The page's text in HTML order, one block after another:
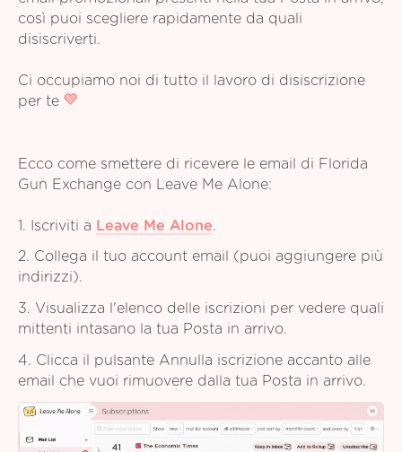
così puoi scegliere rapidamente da quali
disiscriverti.
Ci occupiamo noi di tutto il lavoro di disiscrizione
per te
Ecco come smettere di ricevere le email di Florida
Gun Exchange con Leave Me Alone:
1. Iscriviti a Leave Me Alone.
2. Collega il tuo account email (puoi aggiungere più
indirizzi).
3. Visualizza l'elenco delle iscrizioni per vedere quali
mittenti intasano la tua Posta in arrivo.
4. Clicca il pulsante Annulla iscrizione accanto alle
email che vuoi rimuovere dalla tua Posta in arrivo.